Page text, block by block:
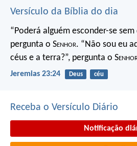
Versículo da Bíblia do dia
“Poderá alguém esconder-se sem
pergunta o Senhor. “Não sou eu
céus e a terra?”, pergunta o S
Jeremias 23:24 Deus céu
Receba o Versículo Diário
Notificação